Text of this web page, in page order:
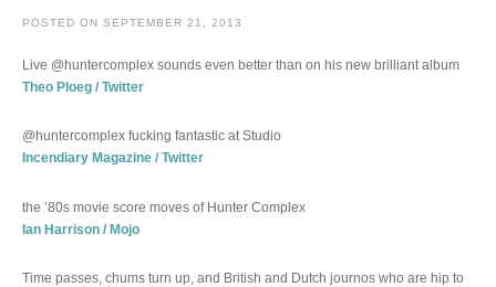
POSTED ON SEPTEMBER 21, 2013
Live @huntercomplex sounds even better than on his new brilliant album
Theo Ploeg / Twitter
@huntercomplex fucking fantastic at Studio
Incendiary Magazine / Twitter
the ’80s movie score moves of Hunter Complex
Ian Harrison / Mojo
Time passes, chums turn up, and British and Dutch journos who are hip to